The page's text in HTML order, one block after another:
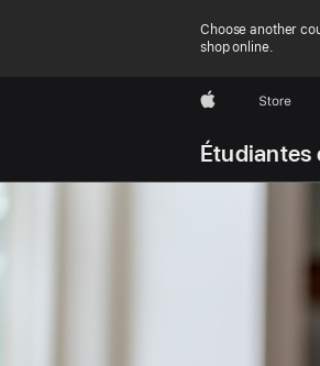
Choose another
shop online.
AppleStore
Étudiantes